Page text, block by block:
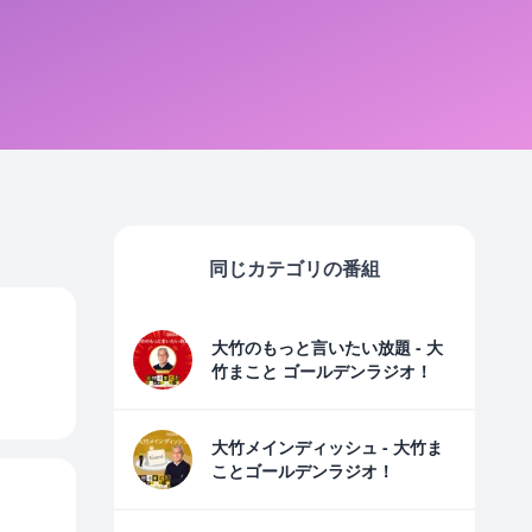
同じカテゴリの番組
大竹のもっと言いたい放題 - 大
竹まこと ゴールデンラジオ！
大竹メインディッシュ - 大竹ま
ことゴールデンラジオ！